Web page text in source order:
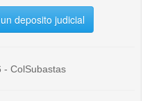
deposito judicial
- ColSubastas